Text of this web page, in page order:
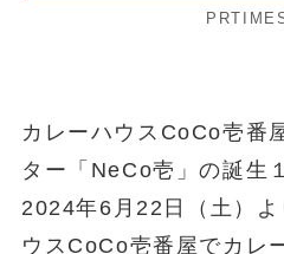
カレーハウスCoCo壱番
ター「NeCo壱」の誕生
2024年6月22日（土）
ウスCoCo壱番屋でカレ